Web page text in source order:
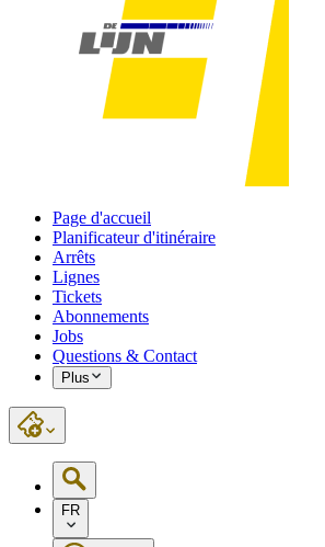
Page d'accueil
Planificateur d'itinéraire
Arrêts
Lignes
Tickets
Abonnements
Jobs
Questions & Contact
Plus
FR